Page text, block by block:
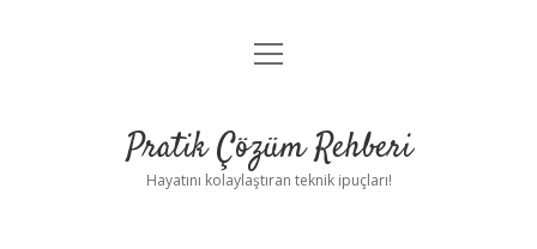
Anasayfa
Yasal Uyarı
menüyü
Pratik Çözüm Rehberi
Hayatını kolaylaştıran teknik ipuçları!